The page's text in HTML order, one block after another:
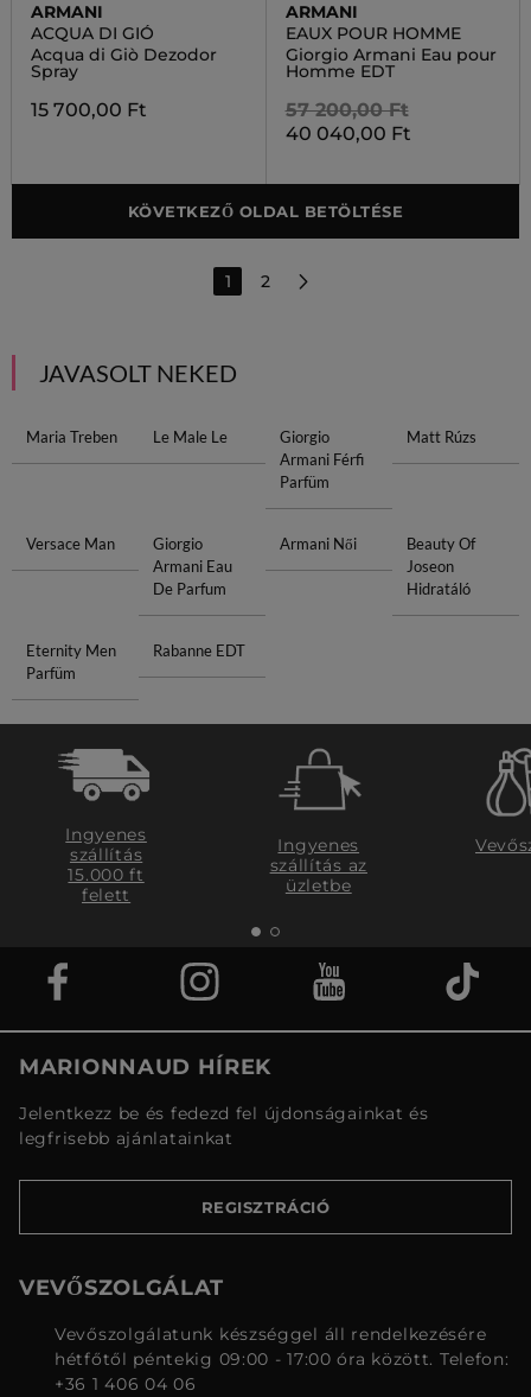
ARMANI
ACQUA DI GIÓ
Acqua di Giò Dezodor
Spray
15 700,00 Ft
ARMANI
EAUX POUR HOMME
Giorgio Armani Eau pour
Homme EDT
57 200,00 Ft
40 040,00 Ft
KÖVETKEZŐ OLDAL BETÖLTÉSE
1 2
JAVASOLT NEKED
Maria Treben Le Male Le
Giorgio
Armani Férfi
Parfüm
Matt Rúzs
Versace Man
Giorgio
Armani Eau
De Parfum
Armani Női
Beauty Of
Joseon
Hidratáló
Eternity Men
Parfüm
Rabanne EDT
Ingyenes
szállítás
15.000 ft
felett
Ingyenes
szállítás az
üzletbe
MARIONNAUD HÍREK
Jelentkezz be és fedezd fel újdonságainkat és
legfrisebb ajánlatainkat
REGISZTRÁCIÓ
VEVŐSZOLGÁLAT
Vevőszolgálatunk készséggel áll rendelkezésére
hétfőtől péntekig 09:00 - 17:00 óra között. Telefon:
+36 1 406 04 06